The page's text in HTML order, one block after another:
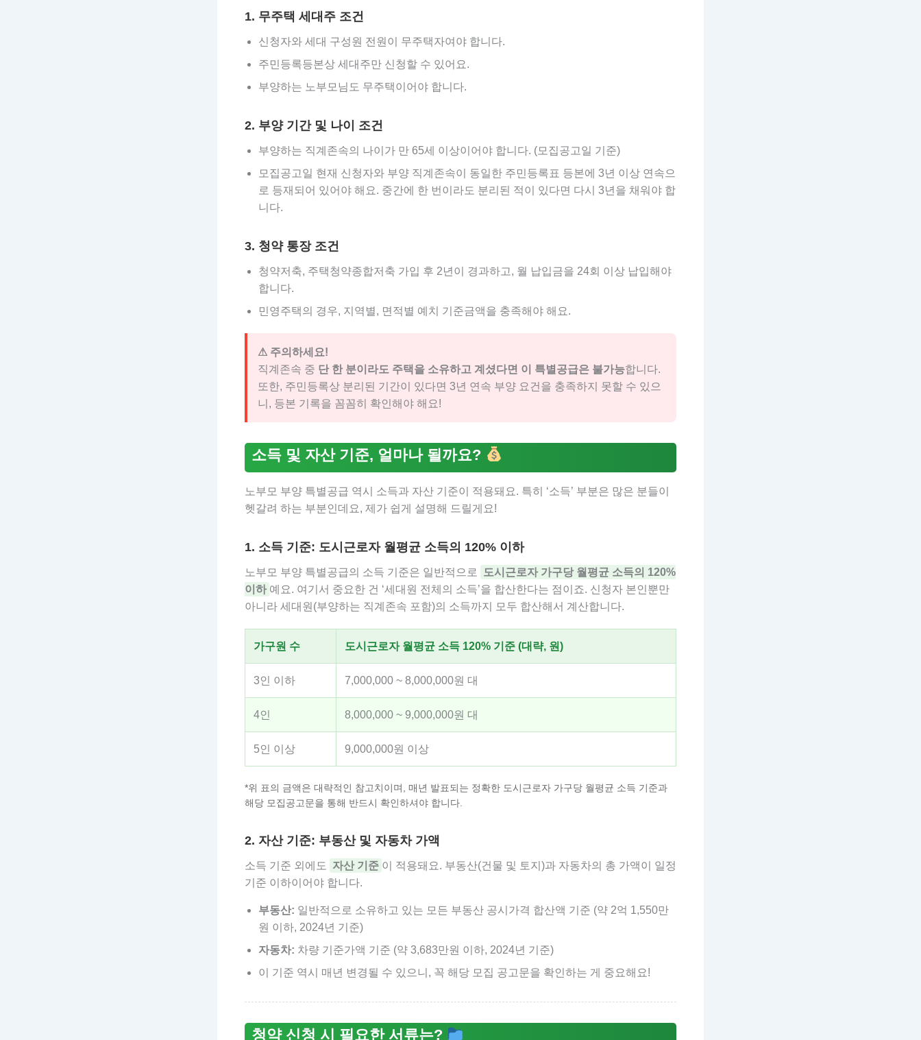
1. 무주택 세대주 조건
신청자와 세대 구성원 전원이 무주택자여야 합니다.
주민등록등본상 세대주만 신청할 수 있어요.
부양하는 노부모님도 무주택이어야 합니다.
2. 부양 기간 및 나이 조건
부양하는 직계존속의 나이가 만 65세 이상이어야 합니다. (모집공고일 기준)
모집공고일 현재 신청자와 부양 직계존속이 동일한 주민등록표 등본에 3년 이상 연속으
로 등재되어 있어야 해요. 중간에 한 번이라도 분리된 적이 있다면 다시 3년을 채워야 합
니다.
3. 청약 통장 조건
청약저축, 주택청약종합저축 가입 후 2년이 경과하고, 월 납입금을 24회 이상 납입해야
합니다.
민영주택의 경우, 지역별, 면적별 예치 기준금액을 충족해야 해요.
⚠ 주의하세요!
직계존속 중 단 한 분이라도 주택을 소유하고 계셨다면 이 특별공급은 불가능합니다.
또한, 주민등록상 분리된 기간이 있다면 3년 연속 부양 요건을 충족하지 못할 수 있으
니, 등본 기록을 꼼꼼히 확인해야 해요!
소득 및 자산 기준, 얼마나 될까요?
노부모 부양 특별공급 역시 소득과 자산 기준이 적용돼요. 특히 ‘소득’ 부분은 많은 분들이
헷갈려 하는 부분인데요, 제가 쉽게 설명해 드릴게요!
1. 소득 기준: 도시근로자 월평균 소득의 120% 이하
노부모 부양 특별공급의 소득 기준은 일반적으로
도시근로자 가구당 월평균 소득의 120%
이하 예요. 여기서 중요한 건 ‘세대원 전체의 소득’을 합산한다는 점이죠. 신청자 본인뿐만
아니라 세대원(부양하는 직계존속 포함)의 소득까지 모두 합산해서 계산합니다.
가구원 수 도시근로자 월평균 소득 120% 기준 (대략, 원)
3인 이하 7,000,000 ~ 8,000,000원 대
4인 8,000,000 ~ 9,000,000원 대
5인 이상 9,000,000원 이상
*위 표의 금액은 대략적인 참고치이며, 매년 발표되는 정확한 도시근로자 가구당 월평균 소득 기준과
해당 모집공고문을 통해 반드시 확인하셔야 합니다.
2. 자산 기준: 부동산 및 자동차 가액
소득 기준 외에도 자산 기준 이 적용돼요. 부동산(건물 및 토지)과 자동차의 총 가액이 일정
기준 이하이어야 합니다.
부동산: 일반적으로 소유하고 있는 모든 부동산 공시가격 합산액 기준 (약 2억 1,550만
원 이하, 2024년 기준)
자동차: 차량 기준가액 기준 (약 3,683만원 이하, 2024년 기준)
이 기준 역시 매년 변경될 수 있으니, 꼭 해당 모집 공고문을 확인하는 게 중요해요!
청약 신청 시 필요한 서류는?